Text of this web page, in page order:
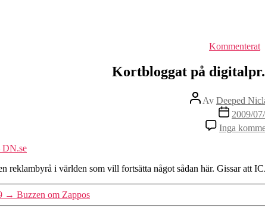
Kommenterat
Kortbloggat på
Inläggsförfattare
Av Deeped
2009/
Inga
DN.se
reklambyrå i världen som vill fortsätta något sådan här. Gissar att
→ Buzzen om Zappos